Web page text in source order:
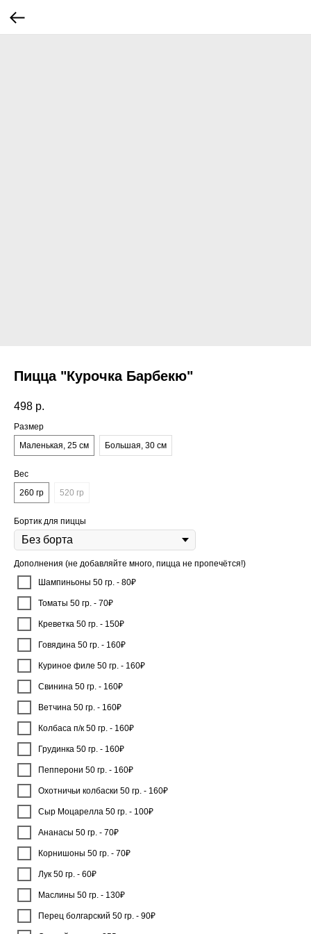
Пицца "Курочка Барбекю"
498 р.
Размер
Маленькая, 25 см
Большая, 30 см
Вес
260 гр
520 гр
Бортик для пиццы
Дополнения (не добавляйте много, пицца не пропечётся!)
Шампиньоны 50 гр. - 80₽
Томаты 50 гр. - 70₽
Креветка 50 гр. - 150₽
Говядина 50 гр. - 160₽
Куриное филе 50 гр. - 160₽
Свинина 50 гр. - 160₽
Ветчина 50 гр. - 160₽
Колбаса п/к 50 гр. - 160₽
Грудинка 50 гр. - 160₽
Пепперони 50 гр. - 160₽
Охотничьи колбаски 50 гр. - 160₽
Сыр Моцарелла 50 гр. - 100₽
Ананасы 50 гр. - 70₽
Корнишоны 50 гр. - 70₽
Лук 50 гр. - 60₽
Маслины 50 гр. - 130₽
Перец болгарский 50 гр. - 90₽